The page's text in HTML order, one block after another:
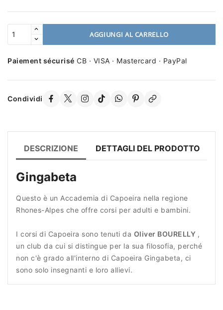
AGGIUNGI AL CARRELLO
Paiement sécurisé CB · VISA · Mastercard · PayPal
Condividi
DESCRIZIONE DETTAGLI DEL PRODOTTO
Gingabeta
Questo è un Accademia di Capoeira nella regione
Rhones-Alpes che offre corsi per adulti e bambini.
I corsi di Capoeira sono tenuti da Oliver BOURELLY ,
un club da cui si distingue per la sua filosofia, perché
non c'è grado all'interno di Capoeira Gingabeta, ci
sono solo insegnanti e loro allievi.